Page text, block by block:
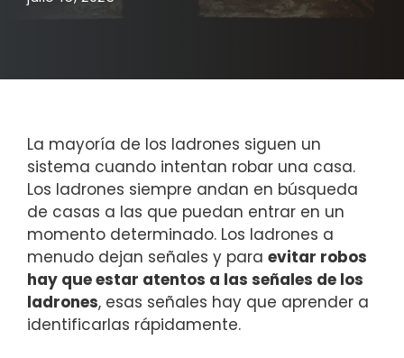
La mayoría de los ladrones siguen un
sistema cuando intentan robar una casa.
Los ladrones siempre andan en búsqueda
de casas a las que puedan entrar en un
momento determinado. Los ladrones a
menudo dejan señales y para evitar robos
hay que estar atentos a las señales de los
ladrones, esas señales hay que aprender a
identificarlas rápidamente.